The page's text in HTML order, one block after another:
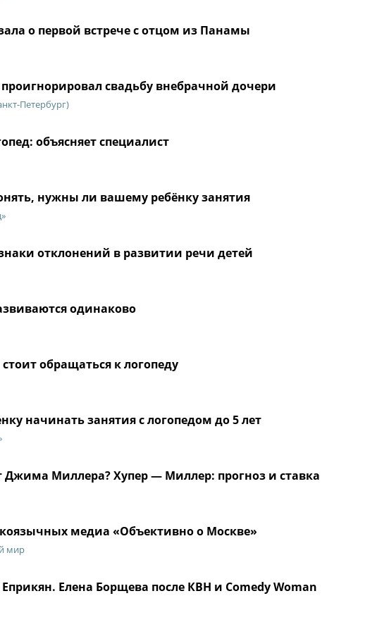
о первой встрече с отцом из Панамы
свадьбу внебрачной дочери
Петербург)
объясняет специалист
нужны ли вашему ребёнку занятия
отклонений в развитии речи детей
одинаково
обращаться к логопеду
начинать занятия с логопедом до 5 лет
Миллера? Хупер — Миллер: прогноз и ставка
медиа «Объективно о Москве»
мир
Елена Борщева после КВН и Comedy Woman